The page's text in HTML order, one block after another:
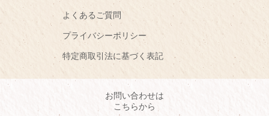
よくあるご質問
プライバシーポリシー
特定商取引法に基づく表記
お問い合わせは
こちらから